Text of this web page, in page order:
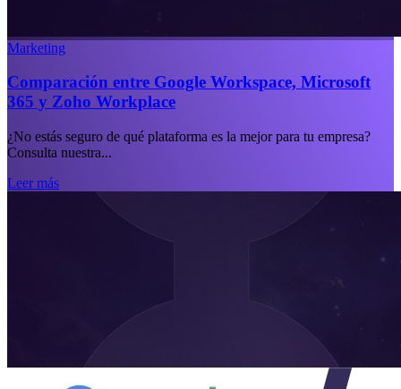
Marketing
Comparación entre Google Workspace, Microsoft
365 y Zoho Workplace
¿No estás seguro de qué plataforma es la mejor para tu empresa?
Consulta nuestra...
Leer más